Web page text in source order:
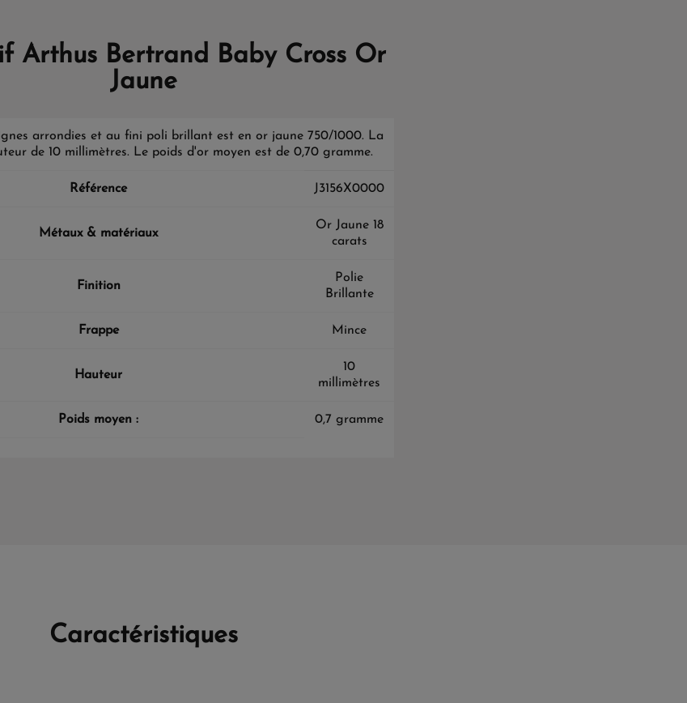
Arthus Bertrand Baby Cross Or
Jaune
arrondies et au fini poli brillant est en or jaune 750/1000. La
de 10 millimètres. Le poids d'or moyen est de 0,70 gramme.
Référence J3156X0000
Métaux & matériaux
Or Jaune 18
carats
Finition
Polie
Brillante
Frappe Mince
Hauteur
10
millimètres
Poids moyen : 0,7 gramme
Caractéristiques